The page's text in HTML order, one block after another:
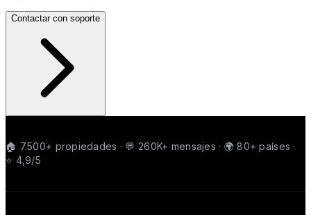
Contactar con soporte
🏠 7.500+ propiedades · 💬 260K+ mensajes · 🌍 80+ países ·
⭐ 4,9/5